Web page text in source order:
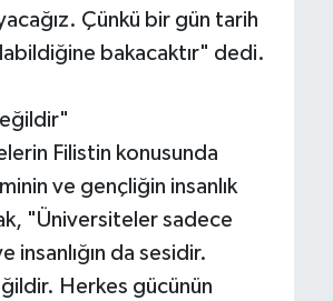
Çünkü bir gün tarih
bakacaktır" dedi.
Filistin konusunda
ve gençliğin insanlık
"Üniversiteler sadece
insanlığın da sesidir.
Herkes gücünün